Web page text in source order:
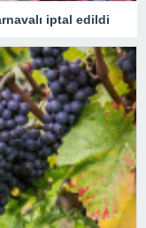
iptal edildi